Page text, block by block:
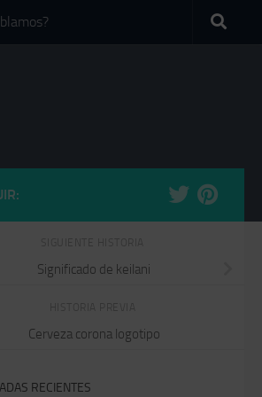
Significado de keilani
Cerveza corona logotipo
RECIENTES